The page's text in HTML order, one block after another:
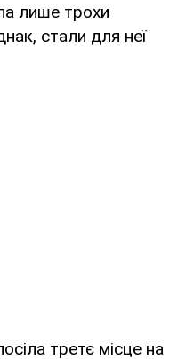
лише трохи
стали для неї
третє місце на